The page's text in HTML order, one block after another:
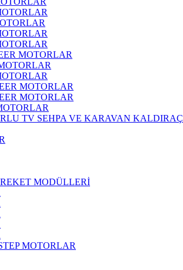
MOTORLAR
MOTORLAR
MOTORLAR
TV SEHPA VE KARAVAN KALDIRAÇ
MODÜLLERİ
MOTORLAR